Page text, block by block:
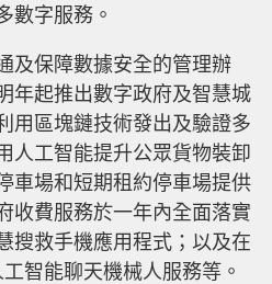
數字服務。
及保障數據安全的管理辦
年起推出數字政府及智慧城
用區塊鏈技術發出及驗證多
人工智能提升公眾貨物裝卸
車場和短期租約停車場提供
收費服務於一年內全面落實
搜救手機應用程式；以及在
智能聊天機械人服務等。